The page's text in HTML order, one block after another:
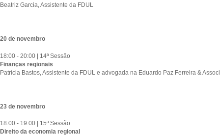
Beatriz Garcia, Assistente da FDUL
20 de novembro
18:00 - 20:00 | 14ª Sessão
Finanças regionais
Patrícia Bastos, Assistente da FDUL e advogada na Eduardo Paz Ferreira &
23 de novembro
18:00 - 19:00 | 15ª Sessão
Direito da economia regional